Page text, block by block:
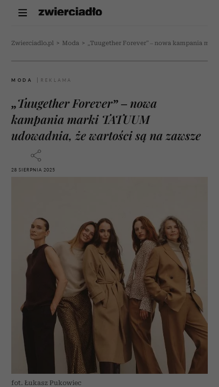
Zwierciadlo.pl > Moda > „Tuugether Forever” – nowa kampania
MODA
„Tuugether Forever” – nowa
kampania marki TATUUM
udowadnia, że wartości są na zawsze
28 SIERPNIA 2025
fot. Łukasz Pukowiec